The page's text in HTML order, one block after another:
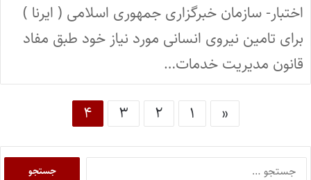
اختبار- سازمان خبرگزاری جمهوری اسلامی ( ایرنا )
برای تامین نیروی انسانی مورد نیاز خود طبق مفاد
قانون مدیریت خدمات…
« ۱ ۲ ۳ ۴